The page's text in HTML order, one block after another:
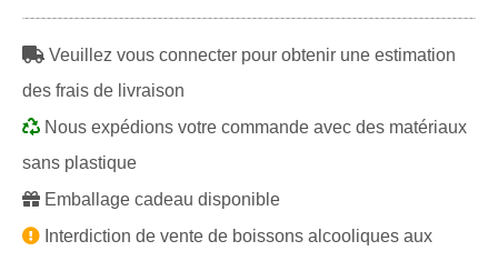
Veuillez vous connecter pour obtenir une estimation
des frais de livraison
Nous expédions votre commande avec des matériaux
sans plastique
Emballage cadeau disponible
Interdiction de vente de boissons alcooliques aux